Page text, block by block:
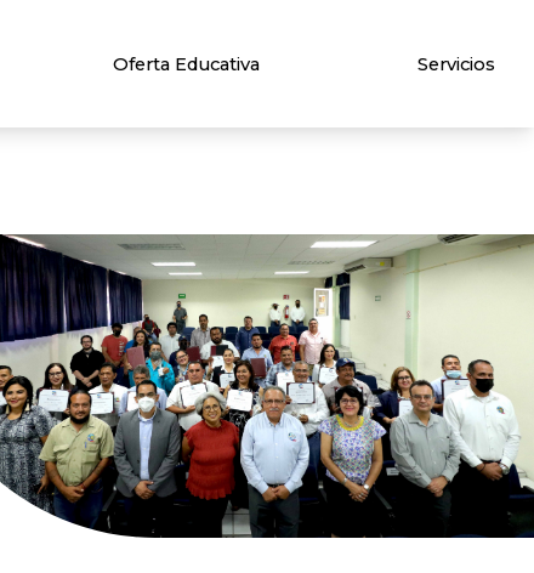
Oferta Educativa Servicios